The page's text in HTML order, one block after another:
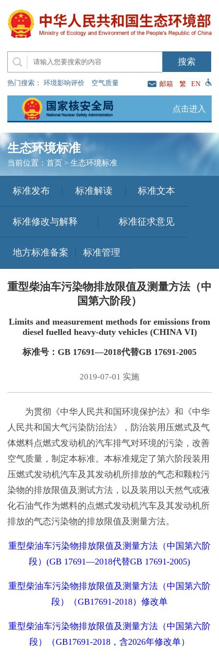
热门搜索： 环境影响评价 空气质量 邮箱 繁 EN
点击进入
生态环境标准
当前位置： 首页> 生态环境标准
标准发布 标准解读 标准文本
标准修改与解释 标准征求意见
地方标准备案 标准管理
重型柴油车污染物排放限值及测量方法（中
国第六阶段）
Limits and measurement methods for emissions from
diesel fuelled heavy-duty vehicles (CHINA VI)
标准号：GB 17691—2018代替GB 17691-2005
2019-07-01 实施
为贯彻《中华人民共和国环境保护法》和《中华
人民共和国大气污染防治法》，防治装用压燃式及气
体燃料点燃式发动机的汽车排气对环境的污染，改善
空气质量，制定本标准。本标准规定了第六阶段装用
压燃式发动机汽车及其发动机所排放的气态和颗粒污
染物的排放限值及测试方法，以及装用以天然气或液
化石油气作为燃料的点燃式发动机汽车及其发动机所
排放的气态污染物的排放限值及测量方法。
重型柴油车污染物排放限值及测量方法（中国第六阶
段）(GB 17691—2018代替GB 17691-2005)
重型柴油车污染物排放限值及测量方法（中国第六阶
段）（GB17691-2018）修改单
重型柴油车污染物排放限值及测量方法（中国第六阶
段）（GB17691-2018，含2026年修改单）